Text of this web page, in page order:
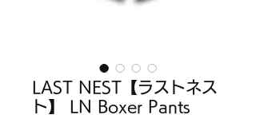
LAST NEST【ラストネス
ト】 LN Boxer Pants